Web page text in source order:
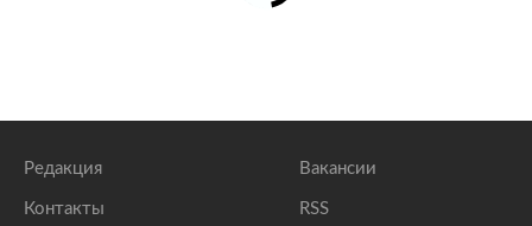
Редакция
Контакты
Вакансии
RSS